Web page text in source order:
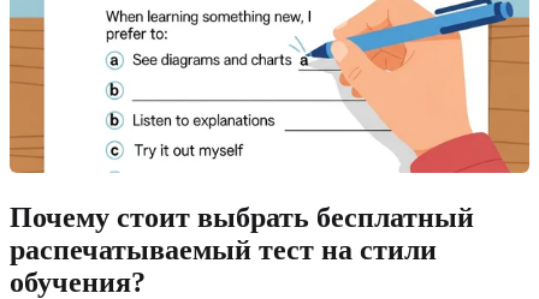
Почему стоит выбрать бесплатный
распечатываемый тест на стили
обучения?